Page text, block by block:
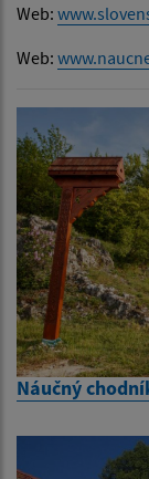
Web:
Web:
Náučný